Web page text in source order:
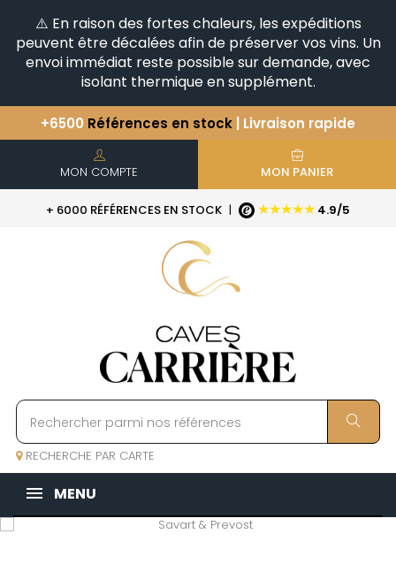
⚠️ En raison des fortes chaleurs, les expéditions
peuvent être décalées afin de préserver vos vins. Un
envoi immédiat reste possible sur demande, avec
isolant thermique en supplément.
+6500Références en stock| Livraison rapide
Vous avez une question ?
+33(0)345812020
Découvrez notre sélectiond'Horizontales & Verticales
MON COMPTE MON PANIER
+ 6000 RÉFÉRENCES EN STOCK | ★★★★★ 4.9/5
RECHERCHE PAR CARTE
MENU